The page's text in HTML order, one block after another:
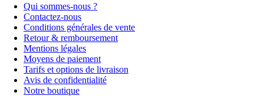
Qui sommes-nous ?
Contactez-nous
Conditions générales de vente
Retour & remboursement
Mentions légales
Moyens de paiement
Tarifs et options de livraison
Avis de confidentialité
Notre boutique